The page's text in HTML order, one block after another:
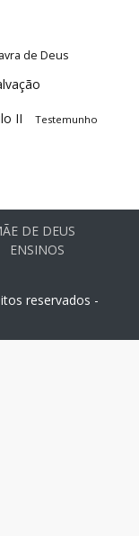
de Deus
II Testemunho
DE DEUS
ENSINOS
reservados -